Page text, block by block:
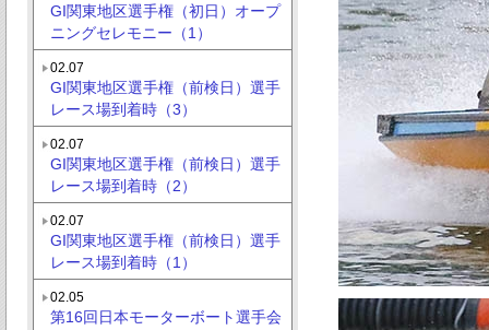
GI関東地区選手権（初日）オープ
ニングセレモニー（1）
02.07
GI関東地区選手権（前検日）選手
レース場到着時（3）
02.07
GI関東地区選手権（前検日）選手
レース場到着時（2）
02.07
GI関東地区選手権（前検日）選手
レース場到着時（1）
02.05
第16回日本モーターボート選手会